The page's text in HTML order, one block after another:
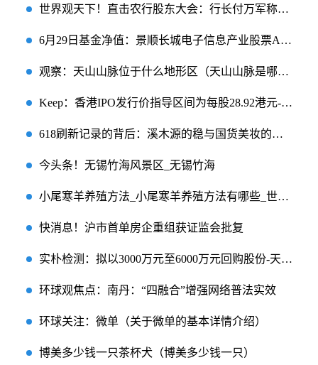
世界观天下！直击农行股东大会：行长付万军称努力为股东提供长期稳健回报
6月29日基金净值：景顺长城电子信息产业股票A最新净值1.1759，涨0.13%
观察：天山山脉位于什么地形区（天山山脉是哪两个省的分界线）
Keep：香港IPO发行价指导区间为每股28.92港元-61.46港元 微头条
618刷新记录的背后：溪木源的稳与国货美妆的变 每日资讯
今头条！无锡竹海风景区_无锡竹海
小尾寒羊养殖方法_小尾寒羊养殖方法有哪些_世界新消息
快消息！沪市首单房企重组获证监会批复
实朴检测：拟以3000万元至6000万元回购股份-天天快看
环球观焦点：南丹：“四融合”增强网络普法实效
环球关注：微单（关于微单的基本详情介绍）
博美多少钱一只茶杯犬（博美多少钱一只）